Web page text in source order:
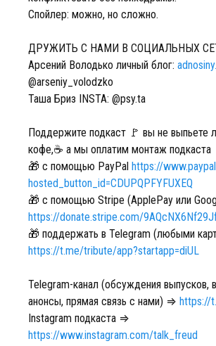
Спойлер: можно, но сложно.
ДРУЖИТЬ С НАМИ В СОЦИАЛЬНЫХ
Арсений Володько личный блог:
@arseniy_volodzko
Таша Бриз INSTA: @psy.ta
Поддержите подкаст 🚩 вы не выпьете
кофе,☕️ а мы оплатим монтаж подкаста
🎁 с помощью PayPal https://
hosted_button_id=CDUPQPFYFUXEQ
🎁 c помощью Stripe (ApplePay или
https://donate.stripe.com/
🎁 поддержать в Telegram (любыми
https://t.me/tribute/app?startapp=diUL
Telegram-канал (обсуждения выпусков,
анонсы, прямая связь с нами) ⇒ https://
Instagram подкаста ⇒
https://www.instagram.com/talk_freud